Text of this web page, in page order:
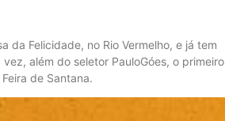
da Felicidade, no Rio Vermelho, e já tem
além do seletor PauloGóes, o primeiro
de Santana.